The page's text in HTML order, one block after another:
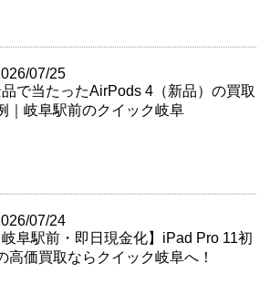
07/25
で当たったAirPods 4（新品）の買取
｜岐阜駅前のクイック岐阜
07/24
岐阜駅前・即日現金化】iPad Pro 11初
高価買取ならクイック岐阜へ！